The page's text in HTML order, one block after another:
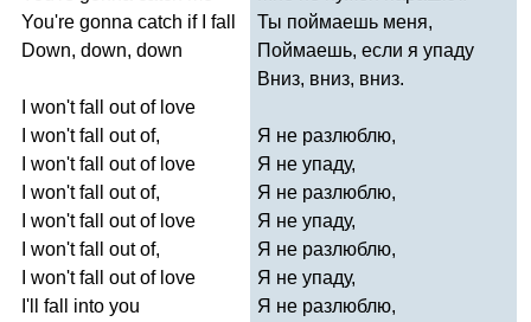
You're gonna catch if
fall
Down, down, down
won't fall out of love
won't fall out of,
won't fall out of love
won't fall out of,
won't fall out of love
won't fall out of,
won't fall out of love
I'll
fall into you
Ты поймаешь меня,
Поймаешь, если я упаду
Вниз, вниз, вниз.
Я не разлюблю,
Я не упаду,
Я не разлюблю,
Я не упаду,
Я не разлюблю,
Я не упаду,
Я не разлюблю,